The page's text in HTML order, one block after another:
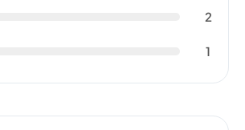
2
1